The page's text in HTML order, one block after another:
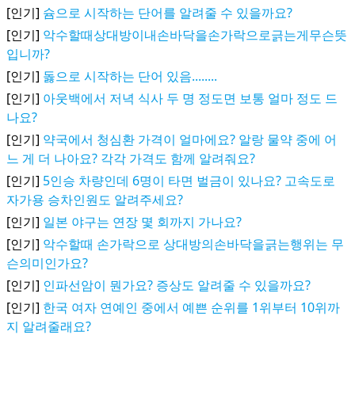
[인기] 슘으로 시작하는 단어를 알려줄 수 있을까요?
[인기] 악수할때상대방이내손바닥을손가락으로긁는게무슨뜻
입니까?
[인기] 돓으로 시작하는 단어 있음........
[인기] 아웃백에서 저녁 식사 두 명 정도면 보통 얼마 정도 드
나요?
[인기] 약국에서 청심환 가격이 얼마에요? 알랑 물약 중에 어
느 게 더 나아요? 각각 가격도 함께 알려줘요?
[인기] 5인승 차량인데 6명이 타면 벌금이 있나요? 고속도로
자가용 승차인원도 알려주세요?
[인기] 일본 야구는 연장 몇 회까지 가나요?
[인기] 악수할때 손가락으로 상대방의손바닥을긁는행위는 무
슨의미인가요?
[인기] 인파선암이 뭔가요? 증상도 알려줄 수 있을까요?
[인기] 한국 여자 연예인 중에서 예쁜 순위를 1위부터 10위까
지 알려줄래요?